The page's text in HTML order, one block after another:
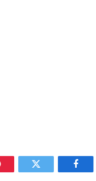
Facebook
Twitter